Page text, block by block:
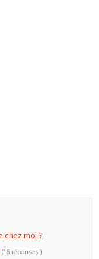
chez moi ?
(16 réponses )